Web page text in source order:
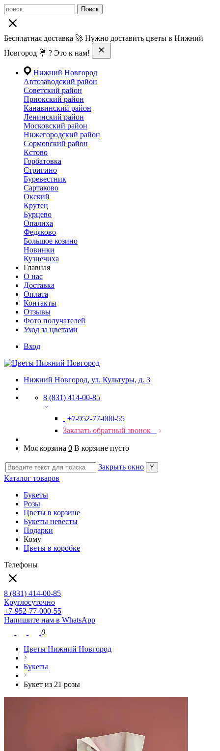
Поиск
Бесплатная доставка 🚀 Нужно доставить цветы в Нижний
Новгород 💐 ? Это к нам!
Нижний Новгород
Автозаводский район
Советский район
Приокский район
Канавинский район
Ленинский район
Московский район
Нижегородский район
Сормовский район
Кстово
Горбатовка
Стригино
Буревестник
Сартаково
Окский
Крутец
Бурцево
Опалиха
Федяково
Большое козино
Новинки
Кузнечиха
Главная
О нас
Доставка
Оплата
Контакты
Отзывы
Фото получателей
Уход за цветами
Вход
Нижний Новгород, ул. Культуры, д. 3
8 (831) 414-00-85
+7-952-77-000-55
Заказать обратный звонок
Моя корзина 0 В корзине пусто
Закрыть окно
Каталог товаров
Букеты
Розы
Цветы в корзине
Букеты невесты
Подарки
Кому
Цветы в коробке
Телефоны
8 (831) 414-00-85
Круглосуточно
+7-952-77-000-55
Напишите нам в WhatsApp
0
Цветы Нижний Новгород
Букеты
Букет из 21 розы